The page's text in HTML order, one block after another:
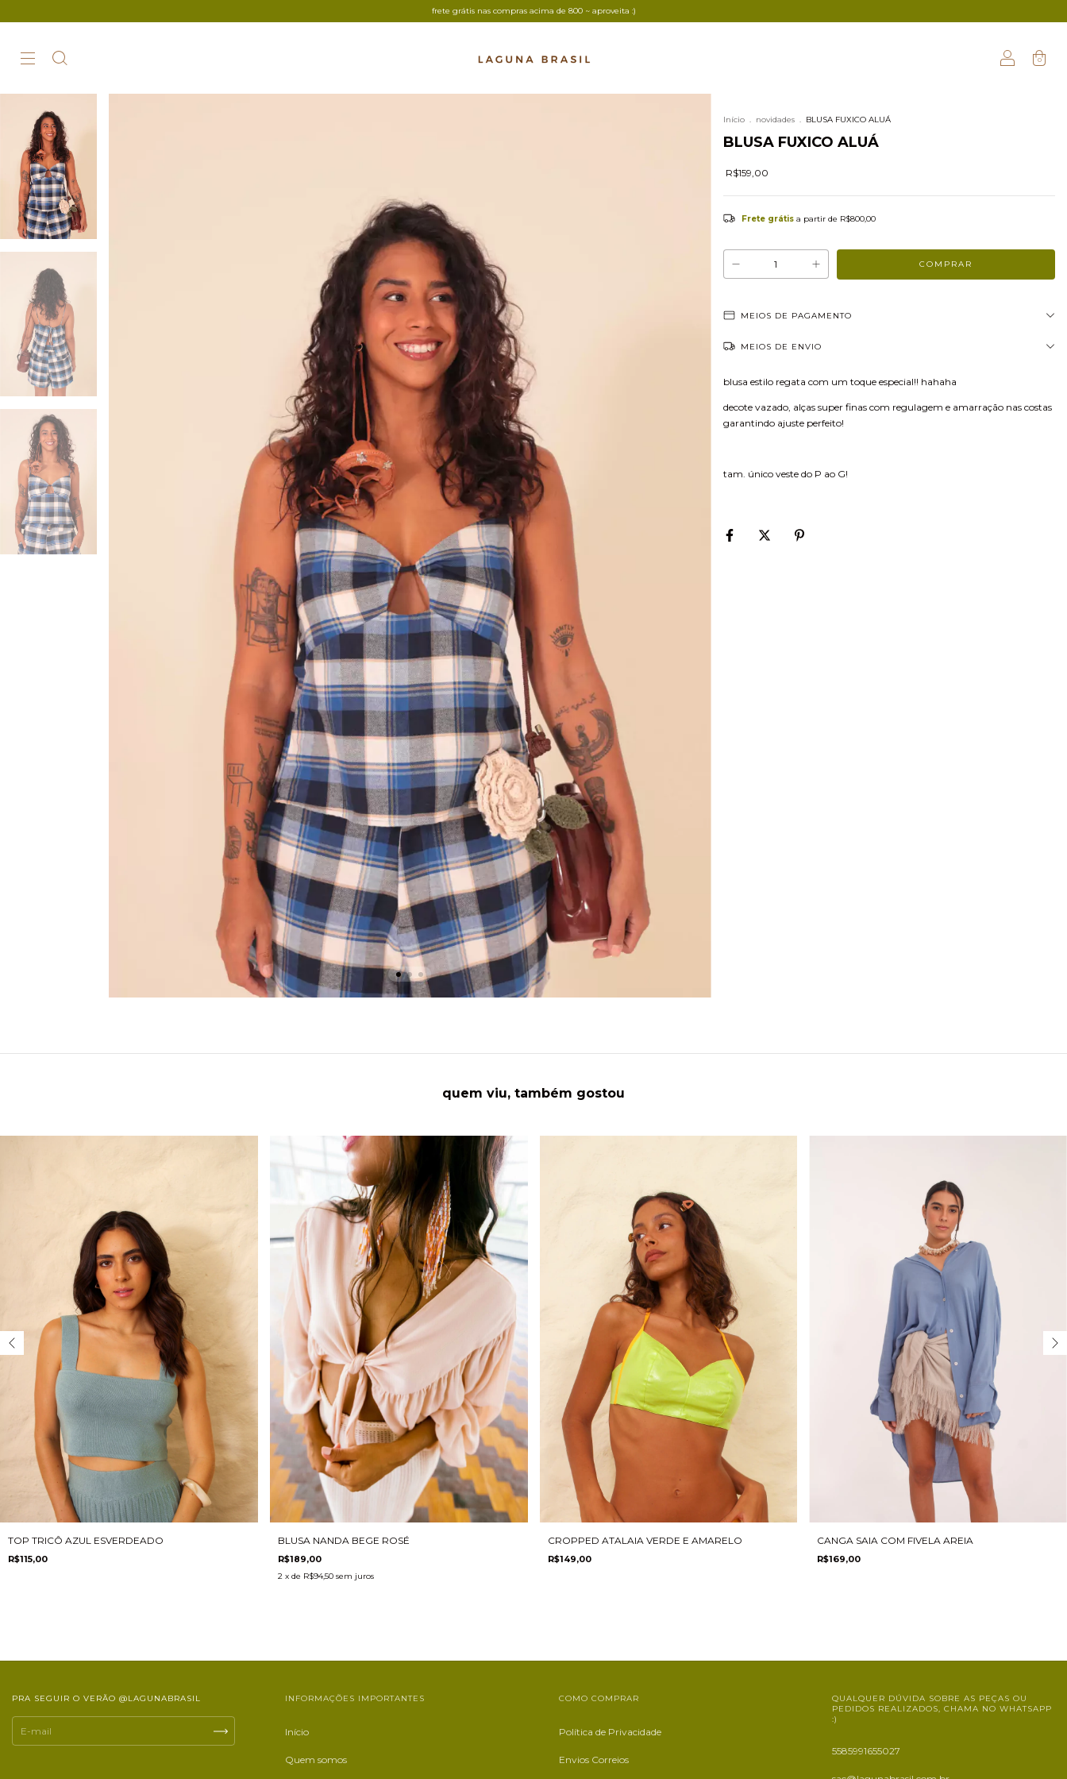
frete grátis nas compras acima de 800 ~ aproveita :)
0
Início . novidades . BLUSA FUXICO ALUÁ
BLUSA FUXICO ALUÁ
R$159,00
Frete grátis a partir de R$800,00
MEIOS DE PAGAMENTO
MEIOS DE ENVIO
blusa estilo regata com um toque especial!! hahaha
decote vazado, alças super finas com regulagem e amarração nas costas
garantindo ajuste perfeito!
tam. único veste do P ao G!
quem viu, também gostou
TOP TRICÔ AZUL ESVERDEADO
R$115,00
BLUSA NANDA BEGE ROSÉ
R$189,00
2 x de R$94,50 sem juros
CROPPED ATALAIA VERDE E AMARELO
R$149,00
CANGA SAIA COM FIVELA AREIA
R$169,00
PRA SEGUIR O VERÃO @LAGUNABRASIL INFORMAÇÕES IMPORTANTES
Início
Quem somos
COMO COMPRAR
Política de Privacidade
Envios Correios
QUALQUER DÚVIDA SOBRE AS PEÇAS OU
PEDIDOS REALIZADOS, CHAMA NO WHATSAPP
:)
5585991655027